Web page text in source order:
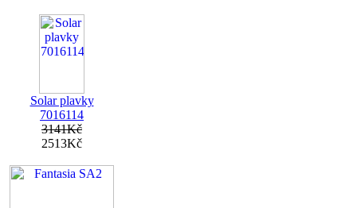
Solar plavky
7016114
3141Kč
2513Kč